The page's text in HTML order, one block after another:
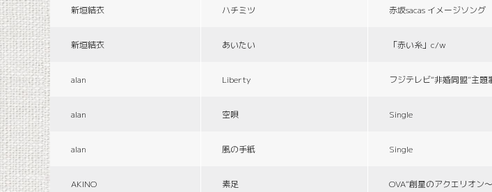
新垣結衣 ハチミツ 赤坂sacas イメージソング
新垣結衣 あいたい 「赤い糸」c/w
alan Liberty フジテレビ“非婚同盟”主題
alan 空唄 Single
alan 風の手紙 Single
AKINO 素足 OVA“創星のアクエリオン